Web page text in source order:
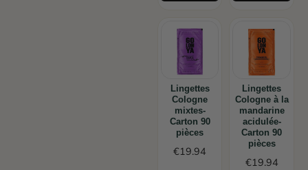
Lingettes
Cologne
mixtes-
Carton 90
pièces
€19.94
Lingettes
Cologne à la
mandarine
acidulée-
Carton 90
pièces
€19.94